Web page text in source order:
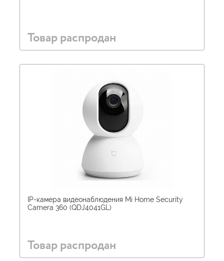
Товар распродан
IP-камера видеонаблюдения Mi Home Security
Camera 360 (QDJ4041GL)
Товар распродан